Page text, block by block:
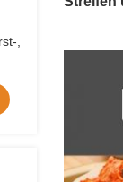
,